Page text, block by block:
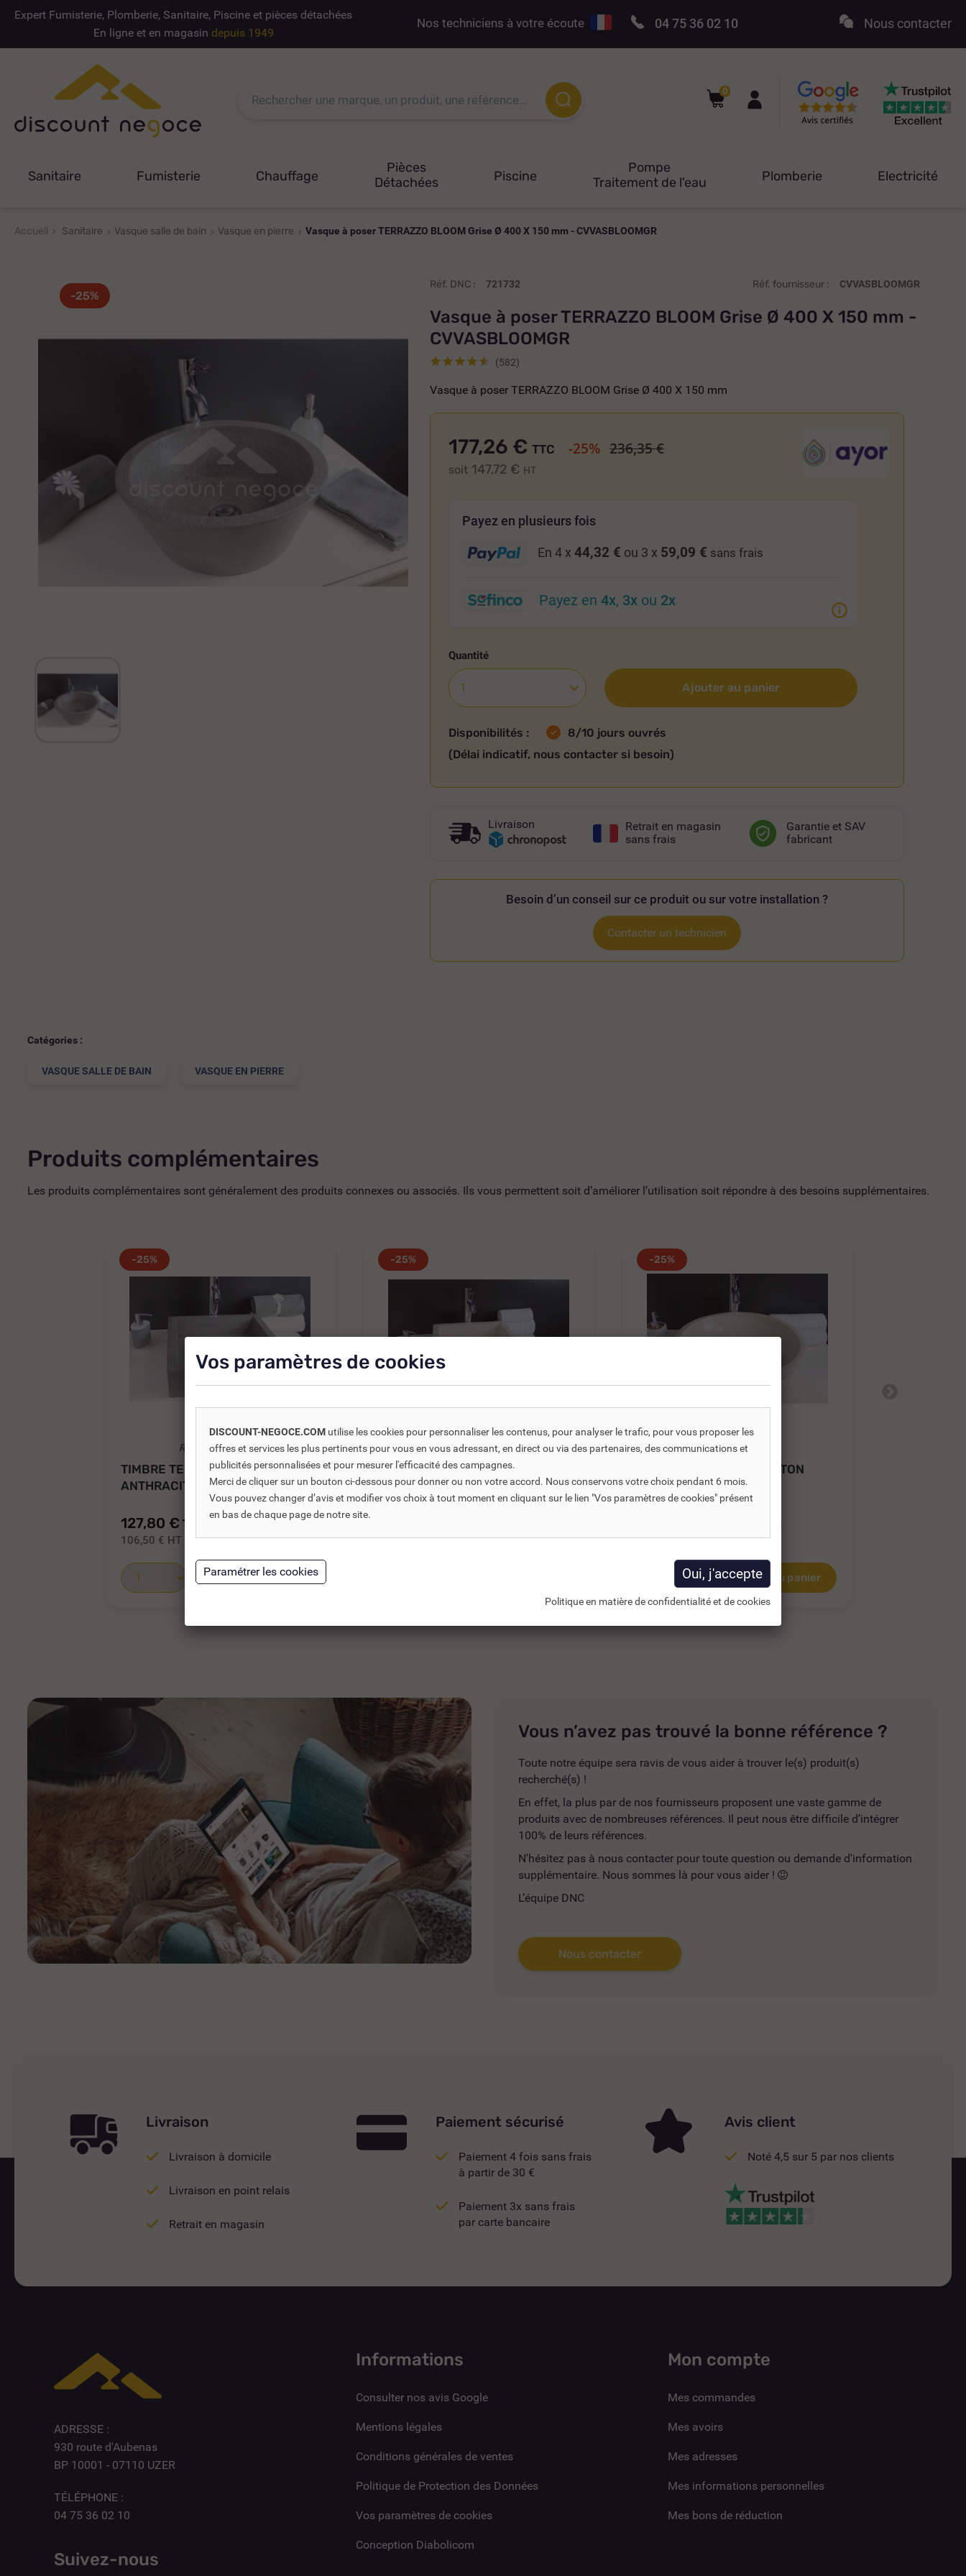
Expert Fumisterie, Plomberie, Sanitaire, Piscine et pièces détachées
En ligne et en magasin depuis 1949
Nos techniciens à votre écoute 04 75 36 02 10 Nous contacter
0
Sanitaire Fumisterie Chauffage
Pièces
Détachées
Piscine
Pompe
Traitement de l'eau
Plomberie Electricité
Accueil Sanitaire Vasque salle de bain Vasque en pierre Vasque à poser TERRAZZO BLOOM Grise Ø 400 X 150 mm - CVVASBLOOMGR
-25%
Réf. DNC : 721732 Réf. fournisseur : CVVASBLOOMGR
Vasque à poser TERRAZZO BLOOM Grise Ø 400 X 150 mm -
CVVASBLOOMGR
(582)
Vasque à poser TERRAZZO BLOOM Grise Ø 400 X 150 mm
177,26 €
soit 147,72 € HT
TTC -25% 236,35 €
Payez en plusieurs fois
En 4 x44,32 € ou 3 x 59,09 € sans frais
Payez en4x, 3x ou 2x
Quantité
Ajouter au panier
Disponibilités :
8/10 jours ouvrés
(Délai indicatif, nous contacter si besoin)
Livraison
Retrait en magasin
sans frais
Garantie et SAV
fabricant
Besoin d’un conseil sur ce produit ou sur votre installation ?
Contacter un technicien
Catégories :
VASQUE SALLE DE BAIN VASQUE EN PIERRE
Produits complémentaires
Les produits complémentaires sont généralement des produits connexes ou associés. Ils vous permettent soit d’améliorer l’utilisation soit répondre à des besoins supplémentaires.
-25%
REF DNC :721720
TIMBRE TERRAZO GRIS
ANTHRACITE 400 X 400...
127,80 € TTC
106,50 € HT
Ajouter au panier
-25%
REF DNC :721721
TIMBRE TERRAZO TON PIERRE
400 X 400 -...
106,50 €HT
-25%
REF DNC :721722
VASQUE À POSER GELA TON
PIERRE Ø 400 X...
137,65 €
86,03 €HT
Ajouter au panier
Vous n’avez pas trouvé la bonne référence ?
Toute notre équipe sera ravis de vous aider à trouver le(s) produit(s)
recherché(s) !
En effet, la plus par de nos fournisseurs proposent une vaste gamme de
produits avec de nombreuses références. Il peut nous être difficile d’intégrer
100% de leurs références.
N'hésitez pas à nous contacter pour toute question ou demande d'information
supplémentaire. Nous sommes là pour vous aider !
L’équipe DNC
Nous contacter
Livraison
Livraison à domicile
Livraison en point relais
Retrait en magasin
Paiement sécurisé
Paiement 4 fois sans frais
à partir de 30 €
Paiement 3x sans frais
par carte bancaire
Avis client
Noté 4,5 sur 5 par nos clients
ADRESSE :
930 route d'Aubenas
BP 10001 - 07110 UZER
TÉLÉPHONE :
04 75 36 02 10
Suivez-nous
Informations
Consulter nos avis Google
Mentions légales
Conditions générales de ventes
Politique de Protection des Données
Vos paramètres de cookies
Conception Diabolicom
Mon compte
Mes commandes
Mes avoirs
Mes adresses
Mes informations personnelles
Mes bons de réduction
Vos paramètres de cookies
DISCOUNT-NEGOCE.COM utilise les cookies pour personnaliser les contenus, pour analyser le trafic, pour vous proposer les
offres et services les plus pertinents pour vous en vous adressant, en direct ou via des partenaires, des communications et
publicités personnalisées et pour mesurer l'efficacité des campagnes.
Merci de cliquer sur un bouton ci-dessous pour donner ou non votre accord. Nous conservons votre choix pendant 6 mois.
Vous pouvez changer d’avis et modifier vos choix à tout moment en cliquant sur le lien "Vos paramètres de cookies" présent
en bas de chaque page de notre site.
Politique en matière de confidentialité et de cookies